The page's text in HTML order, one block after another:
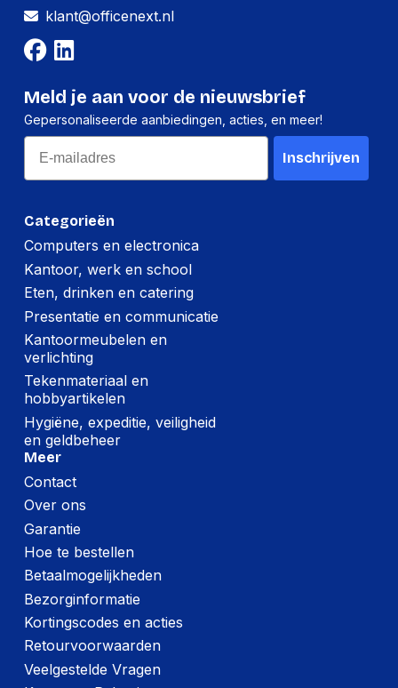
Breedte:
Hoogte:
Gewicht:
-
Categorieën
Computers en electronica
Kantoor, werk en school
Eten, drinken en catering
Presentatie en communicatie
Kantoormeubelen en
verlichting
Tekenmateriaal en
hobbyartikelen
Hygiëne, expeditie, veiligheid
en geldbeheer
Meer
Contact
Over ons
Garantie
Hoe te bestellen
Betaalmogelijkheden
Bezorginformatie
Kortingscodes en acties
Retourvoorwaarden
Veelgestelde Vragen
klant@officenext.nl
Meld je aan voor de nieuwsbrief
Gepersonaliseerde aanbiedingen, acties, en meer!
Email
Inschrijven